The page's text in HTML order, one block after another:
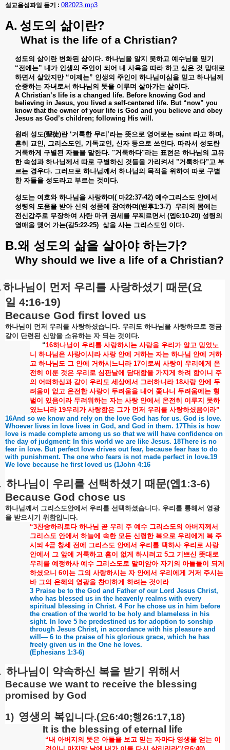
설교음성파일 듣기 : 082023.mp3
A. 성도의 삶이란?
What is the life of a Christian?
성도의 삶이란 변화된 삶이다. 하나님을 알지 못하고 예수님을 믿기
“전에는” 내가 인생의 주인이 되어 내 사욕을 따라 하고 싶은 것 맘대로
하면서 살았지만“이제는” 인생의 주인이 하나님이심을 믿고 하나님께
순종하는 자녀로서 하나님의 뜻을 이루며 살아가는 삶이다.
A Christian’s life is a changed life. Before knowing God and
believing in Jesus, you lived a self-centered life. But “now” you
know that the owner of your life is God and you believe and obey
Jesus as God’s children; following His will.
원래 성도(聖徒)란‘거룩한 무리 ’라는 뜻으로 영어로는saint 라고 하며 ,
흔히 교인, 그리스도인, 기독교인, 신자 등으로 쓰인다. 따라서 성도란
거룩하게 구별된 자들을 말한다. "거룩하다"라는 표현은 하나님의 고유
한 속성과 하나님께서 따로 구별하신 것들을 가리켜서 "거룩하다"고 부
르는 경우다. 그러므로 하나님께서 하나님의 목적을 위하여 따로 구별
한 자들을 성도라고 부르는 것이다.
성도는 여호와 하나님을 사랑하며 ( 마22:37-42) 예수그리스도 안에서
성령의 도움을 받아 신의 성품에 참여하며 (벧후1:3-7) 우리의 몸에는
전신갑주로 무장하여 사탄 마귀 권세를 무찌르면서 (엡6:10-20) 성령의
열매을 맺어 가는(갈5:22-25) 삶을 사는 그리스도인 이다.
B.왜 성도의 삶을 살아야 하는가?
Why should we live a life of a Christian?
하나님이 먼저 우리를 사랑하셨기 때문(요
일 4:16-19)
Because God first loved us
하나님이 먼저 우리를 사랑하셨습니다. 우리도 하나님을 사랑하므로 정금
같이
단련된 신앙을 소유하는 자 되는 것이다.
“16하나님이 우리를 사랑하시는 사랑을 우리가 알고 믿었노
니 하나님은 사랑이시라 사랑 안에 거하는 자는 하나님 안에 거하
고 하나님도 그 안에 거하시느니라17이로써 사랑이 우리에게 온
전히 이룬 것은 우리로 심판날에 담대함을 가지게 하려 함이니 주
의 어떠하심과 같이 우리도 세상에서 그러하니라18사랑 안에 두
려움이
없고 온전한 사랑이 두려움을 내어 쫓나니 두려움에는 형
벌이
있음이라 두려워하는 자는 사랑 안에서 온전히 이루지 못하
였느니라19우리가 사랑함은 그가 먼저 우리를 사랑하셨음이라”
16And so we know and rely on the love God has for us. God is love.
Whoever lives in love lives in God, and God in them. 17This is how
love is made complete among us so that we will have confidence on
the day of judgment: In this world we are like Jesus. 18There is no
fear in love. But perfect love drives out fear, because fear has to do
with punishment. The one who fears is not made perfect in love.19
We love because he first loved us (1John 4:16
하나님이 우리를 선택하셨기 때문(엡1:3-6)
Because God chose us
하나님께서 그리스도안에서 우리를 선택하셨습니다. 우리를 통해서 영광
을 받으시기 위함입니다.
“3찬송하리로다 하나님 곧 우리 주 예수 그리스도의 아버지께서
그리스도 안에서 하늘에 속한 모든 신령한 복으로 우리에게 복 주
시되 4곧 창세 전에 그리스도 안에서 우리를 택하사 우리로 사랑
안에서 그 앞에 거룩하고 흠이 없게 하시려고 5그 기쁘신 뜻대로
우리를 예정하사 예수 그리스도로 말미암아 자기의 아들들이
되게
하셨으니 6이는 그의 사랑하시는 자 안에서 우리에게 거저 주시는
바 그의 은혜의 영광을 찬미하게 하려는 것이라
3 Praise be to the God and Father of our Lord Jesus Christ,
who has blessed us in the heavenly realms with every
spiritual blessing in Christ. 4 For he chose us in him before
the creation of the world to be holy and blameless in his
sight. In love 5 he predestined us for adoption to sonship
through Jesus Christ, in accordance with his pleasure and
will— 6 to the praise of his glorious grace, which he has
freely given us in the One he loves.
(Ephesians 1:3-6)
하나님이 약속하신 복을 받기 위해서
Because we want to receive the blessing
promised by God
1) 영생의 복입니다.(요6:40;행26:17,18)
It is the blessing of eternal life
“내 아버지의 뜻은 아들을 보고 믿는 자마다 영생을 얻는 이